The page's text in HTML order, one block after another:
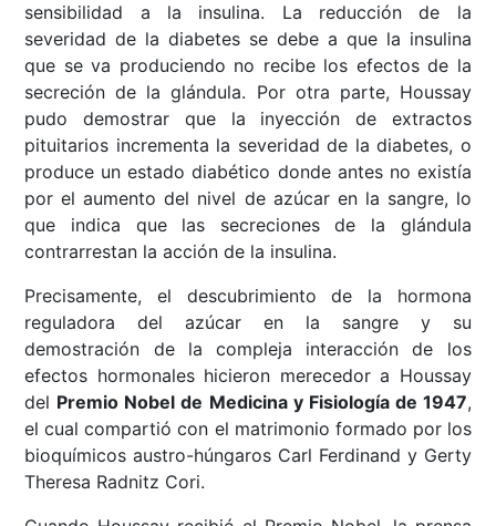
sensibilidad a la insulina. La reducción de la
severidad de la diabetes se debe a que la insulina
que se va produciendo no recibe los efectos de la
secreción de la glándula. Por otra parte, Houssay
pudo demostrar que la inyección de extractos
pituitarios incrementa la severidad de la diabetes, o
produce un estado diabético donde antes no existía
por el aumento del nivel de azúcar en la sangre, lo
que indica que las secreciones de la glándula
contrarrestan la acción de la insulina.
Precisamente, el descubrimiento de la hormona
reguladora del azúcar en la sangre y su
demostración de la compleja interacción de los
efectos hormonales hicieron merecedor a Houssay
del Premio Nobel de Medicina y Fisiología de 1947,
el cual compartió con el matrimonio formado por los
bioquímicos austro-húngaros Carl Ferdinand y Gerty
Theresa Radnitz Cori.